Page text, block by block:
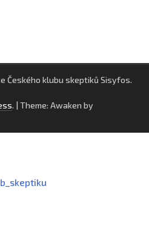
Českého klubu skeptiků Sisyfos.
. | Theme: Awaken by